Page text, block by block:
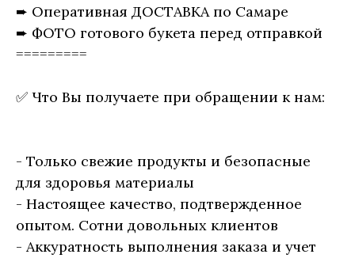
➨ Оперативная ДОСТАВКА по Самаре
➨ ФОТО готового букета перед отправкой
=========
✅ Что Вы получаете при обращении к нам:
- Только свежие продукты и безопасные
для здоровья материалы
- Настоящее качество, подтвержденное
опытом. Сотни довольных клиентов
- Аккуратность выполнения заказа и учет